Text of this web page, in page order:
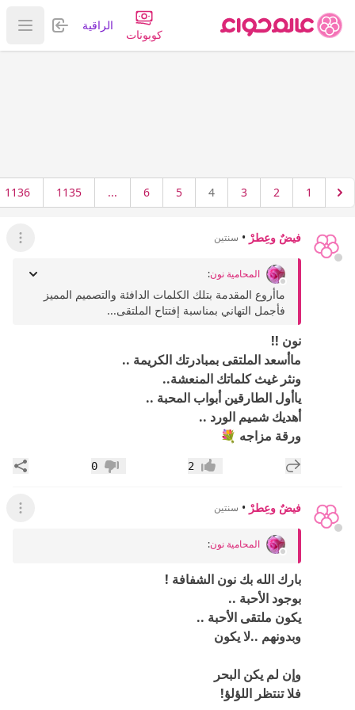
كوبونات
الراقية تسجيل
عرض
1
2
3
4
5
6
...
1135
1136
فيضٌ وعِطرْ • سنتين عرض
المحامية نون:
ماأروع المقدمة بتلك الكلمات الدافئة والتصميم المميز
فأجمل التهاني بمناسبة إفتتاح الملتقى...
نون !!
ماأسعد الملتقى بمبادرتك الكريمة ..
ونثر غيث كلماتك المنعشة..
ياأول الطارقين أبواب المحبة ..
أهديك شميم الورد ..
ورقة مزاجه 💐
إضافة رد جديد إعجاب2 عدم إعجاب
0
فيضٌ وعِطرْ • سنتين عرض
المحامية نون:
بارك الله بك نون الشفافة !
بوجود الأحبة ..
يكون ملتقى الأحبة ..
وبدونهم ..لا يكون
وإن لم يكن البحر
فلا تنتظر اللؤلؤ!